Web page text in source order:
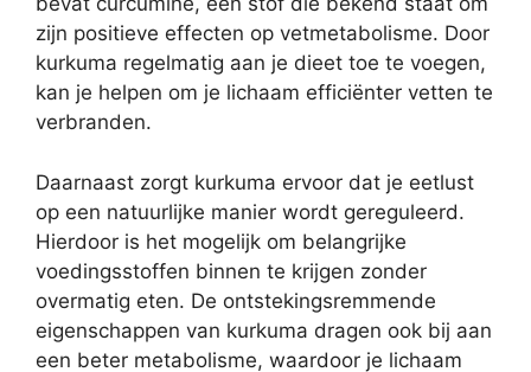
zijn positieve effecten op vetmetabolisme. Door
kurkuma regelmatig aan je dieet toe te voegen,
kan je helpen om je lichaam efficiënter vetten te
verbranden.
Daarnaast zorgt kurkuma ervoor dat je eetlust
op een natuurlijke manier wordt gereguleerd.
Hierdoor is het mogelijk om belangrijke
voedingsstoffen binnen te krijgen zonder
overmatig eten. De ontstekingsremmende
eigenschappen van kurkuma dragen ook bij aan
een beter metabolisme, waardoor je lichaam